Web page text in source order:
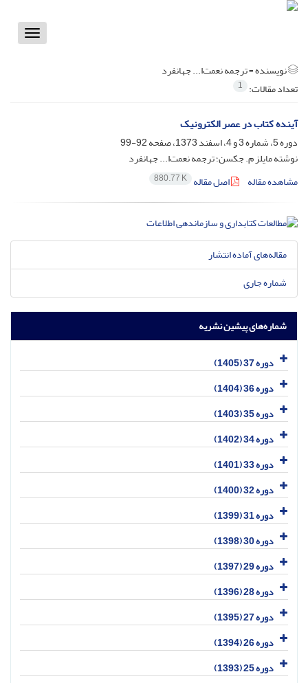
Toggle
نویسنده =ترجمه نعمت‌ا... جهانفرد
تعداد مقالات: 1
آینده کتاب در عصر الکترونیک
دوره 5، شماره 3 و 4، اسفند 1373، صفحه
92-99
نوشته مایلز م. جکسن؛ ترجمه نعمت‌ا... جهانفرد
مشاهده مقاله
اصل مقاله 880.77 K
مقاله‌های آماده انتشار
شماره جاری
شماره‌های پیشین نشریه
دوره 37 (1405)
دوره 36 (1404)
دوره 35 (1403)
دوره 34 (1402)
دوره 33 (1401)
دوره 32 (1400)
دوره 31 (1399)
دوره 30 (1398)
دوره 29 (1397)
دوره 28 (1396)
دوره 27 (1395)
دوره 26 (1394)
دوره 25 (1393)